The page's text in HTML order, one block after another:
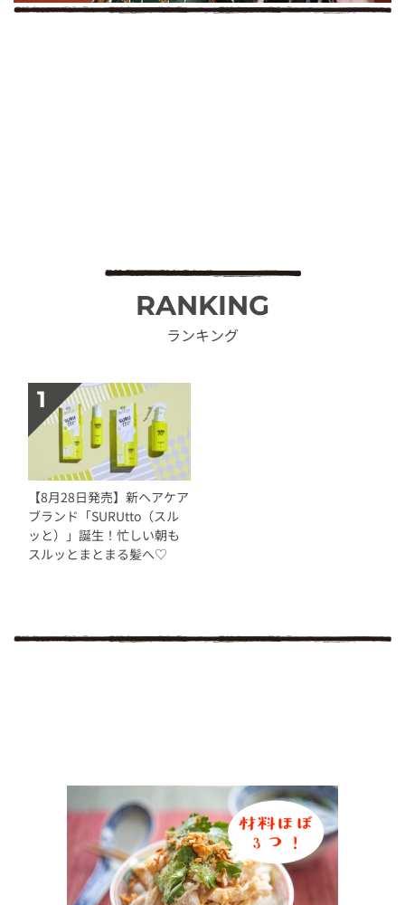
RANKING
ランキング
【8月28日発売】新ヘアケア
ブランド「SURUtto（スル
ッと）」誕生！忙しい朝も
スルッとまとまる髪へ♡